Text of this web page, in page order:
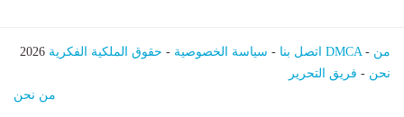
2026 اتصل بنا - سياسة الخصوصية - حقوق الملكية الفكرية DMCA- من
نحن - فريق التحرير
من نحن